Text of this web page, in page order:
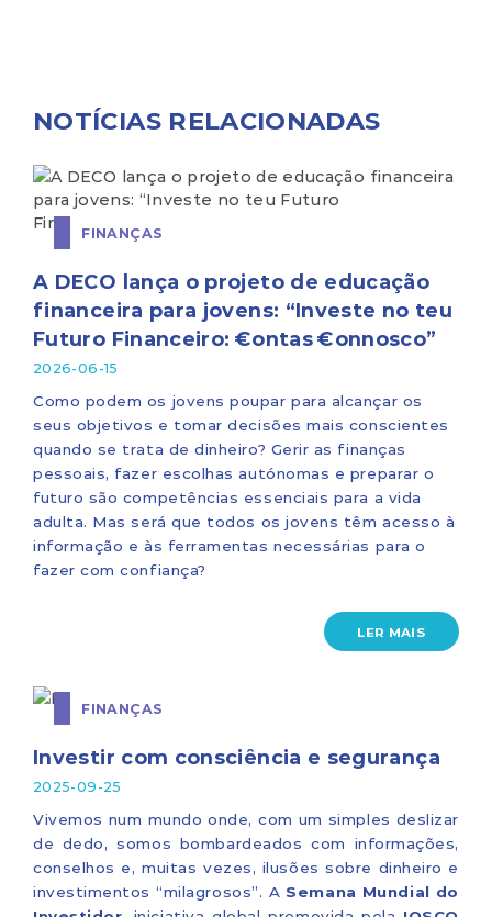
NOTÍCIAS RELACIONADAS
FINANÇAS
A DECO lança o projeto de educação
financeira para jovens: “Investe no teu
Futuro Financeiro: €ontas €onnosco”
2026-06-15
Como podem os jovens poupar para alcançar os
seus objetivos e tomar decisões mais conscientes
quando se trata de dinheiro? Gerir as finanças
pessoais, fazer escolhas autónomas e preparar o
futuro são competências essenciais para a vida
adulta. Mas será que todos os jovens têm acesso à
informação e às ferramentas necessárias para o
fazer com confiança?
LER MAIS
FINANÇAS
Investir com consciência e segurança
2025-09-25
Vivemos num mundo onde, com um simples deslizar
de dedo, somos bombardeados com informações,
conselhos e, muitas vezes, ilusões sobre dinheiro e
investimentos “milagrosos”. A Semana Mundial do